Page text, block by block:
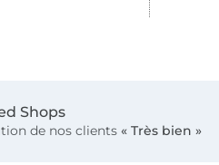
Shops
de nos clients « Très bien »